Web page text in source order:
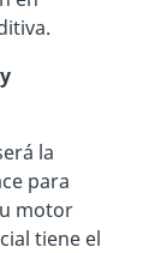
la
para
motor
tiene el